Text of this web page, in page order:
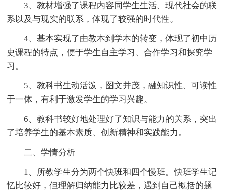
3、教材增强了课程内容同学生生活、现代社会的联
系以及与现实的联系，体现了较强的时代性。
4、基本实现了由教本到学本的转变，体现了初中历
史课程的特点，便于学生自主学习、合作学习和探究学
习。
5、教科书生动活泼，图文并茂，融知识性、可读性
于一体，有利于激发学生的学习兴趣。
6、教科书较好地处理好了知识与能力的关系，突出
了培养学生的基本素质、创新精神和实践能力。
二、学情分析
1、所教学生分为两个快班和四个慢班。快班学生记
忆比较好，但理解归纳能力比较差，遇到自己概括的题